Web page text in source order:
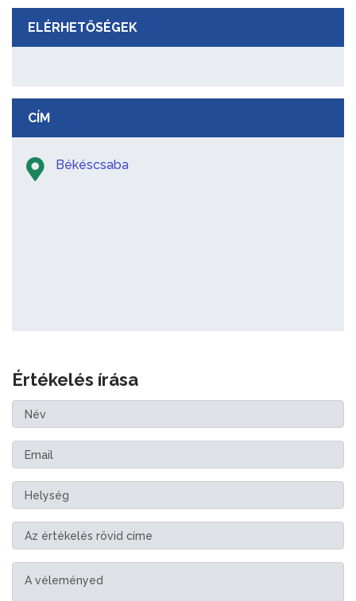
ELÉRHETŐSÉGEK
CÍM
Békéscsaba
Értékelés írása